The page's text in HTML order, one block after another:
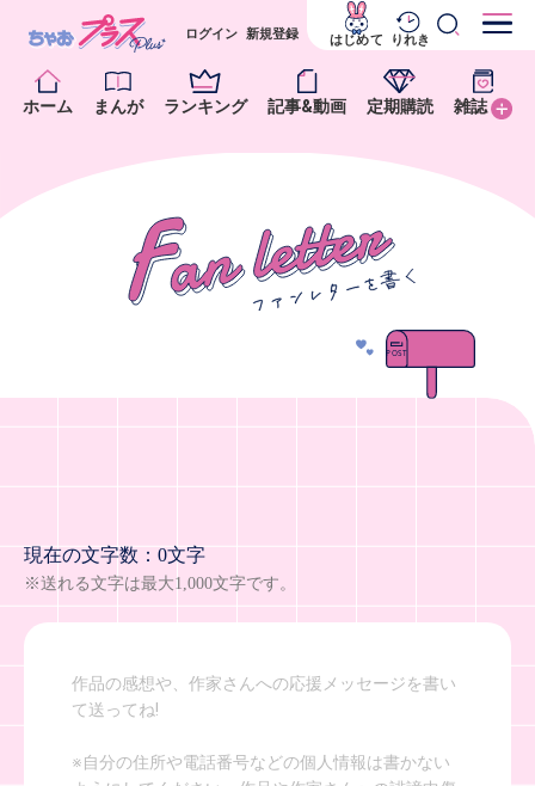
ホーム まんが ランキング 記事&動画 定期購読 雑誌
ログイン 新規登録 はじめて りれき
現在の文字数：0文字
※送れる文字は最大1,000文字です。